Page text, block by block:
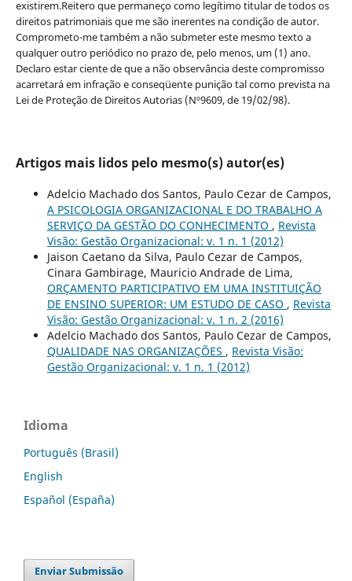
existirem.Reitero que permaneço como legítimo titular de todos os
direitos patrimoniais que me são inerentes na condição de autor.
Comprometo-me também a não submeter este mesmo texto a
qualquer outro periódico no prazo de, pelo menos, um (1) ano.
Declaro estar ciente de que a não observância deste compromisso
acarretará em infração e conseqüente punição tal como prevista na
Lei de Proteção de Direitos Autorias (Nº9609, de 19/02/98).
Artigos mais lidos pelo mesmo(s) autor(es)
Adelcio Machado dos Santos, Paulo Cezar de Campos,
A PSICOLOGIA ORGANIZACIONAL E DO TRABALHO A
SERVIÇO DA GESTÃO DO CONHECIMENTO , Revista
Visão: Gestão Organizacional: v. 1 n. 1 (2012)
Jaison Caetano da Silva, Paulo Cezar de Campos,
Cinara Gambirage, Mauricio Andrade de Lima,
ORÇAMENTO PARTICIPATIVO EM UMA INSTITUIÇÃO
DE ENSINO SUPERIOR: UM ESTUDO DE CASO , Revista
Visão: Gestão Organizacional: v. 1 n. 2 (2016)
Adelcio Machado dos Santos, Paulo Cezar de Campos,
QUALIDADE NAS ORGANIZAÇÕES , Revista Visão:
Gestão Organizacional: v. 1 n. 1 (2012)
Idioma
Português (Brasil)
English
Español (España)
Enviar Submissão